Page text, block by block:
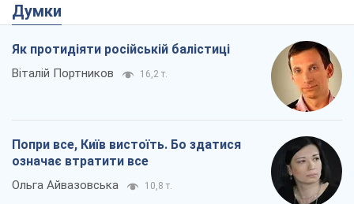
Думки
Як протидіяти російській балістиці
Віталій Портников 16,2 т.
Попри все, Київ вистоїть. Бо здатися
означає втратити все
Ольга Айвазовська 10,8 т.